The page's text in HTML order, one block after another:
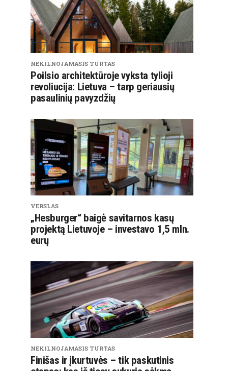
NEKILNOJAMASIS TURTAS
Poilsio architektūroje vyksta tylioji
revoliucija: Lietuva – tarp geriausių
pasaulinių pavyzdžių
VERSLAS
„Hesburger“ baigė savitarnos kasų
projektą Lietuvoje – investavo 1,5 mln.
eurų
NEKILNOJAMASIS TURTAS
Finišas ir įkurtuvės – tik paskutinis